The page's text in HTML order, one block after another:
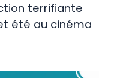
terrifiante
été au cinéma